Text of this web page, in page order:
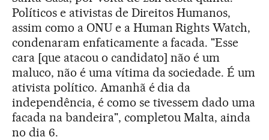
Políticos e ativistas de Direitos Humanos,
assim como a ONU e a Human Rights Watch,
condenaram enfaticamente a facada. "Esse
cara [que atacou o candidato] não é um
maluco, não é uma vítima da sociedade. É um
ativista político. Amanhã é dia da
independência, é como se tivessem dado uma
facada na bandeira", completou Malta, ainda
no dia 6.